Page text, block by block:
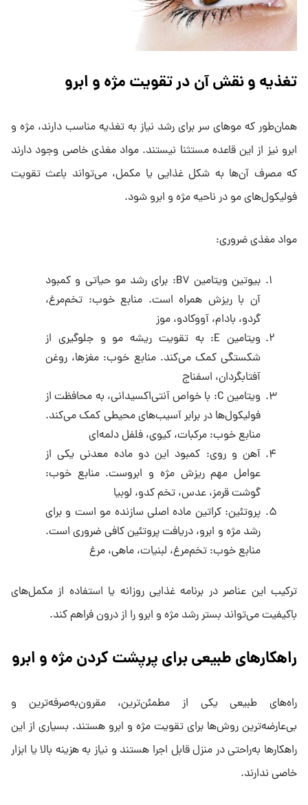
تغذیه و نقش آن در تقویت مژه و ابرو
همان‌طور که موهای سر برای رشد نیاز به تغذیه مناسب دارند، مژه و
ابرو نیز از این قاعده مستثنا نیستند. مواد مغذی خاصی وجود دارند
که مصرف آن‌ها به شکل غذایی یا مکمل، می‌تواند باعث تقویت
فولیکول‌های مو در ناحیه مژه و ابرو شود.
مواد مغذی ضروری:
بیوتین ویتامین B۷: برای رشد مو حیاتی و کمبود
آن با ریزش همراه است. منابع خوب: تخم‌مرغ،
گردو، بادام، آووکادو، موز
ویتامین E: به تقویت ریشه مو و جلوگیری از
شکستگی کمک می‌کند. منابع خوب: مغزها، روغن
آفتابگردان، اسفناج
ویتامین C: با خواص آنتی‌اکسیدانی، به محافظت از
فولیکول‌ها در برابر آسیب‌های محیطی کمک می‌کند.
منابع خوب: مرکبات، کیوی، فلفل دلمه‌ای
آهن و روی: کمبود این دو ماده معدنی یکی از
عوامل مهم ریزش مژه و ابروست. منابع خوب:
گوشت قرمز، عدس، تخم کدو، لوبیا
پروتئین: کراتین ماده اصلی سازنده مو است و برای
رشد مژه و ابرو، دریافت پروتئین کافی ضروری‌ است.
منابع خوب: تخم‌مرغ، لبنیات، ماهی، مرغ
ترکیب این عناصر در برنامه غذایی روزانه یا استفاده از مکمل‌های
باکیفیت می‌تواند بستر رشد مژه و ابرو را از درون فراهم کند.
راهکارهای طبیعی برای پرپشت کردن مژه و ابرو
راه‌های طبیعی یکی از مطمئن‌ترین، مقرون‌به‌صرفه‌ترین و
بی‌عارضه‌ترین روش‌ها برای تقویت مژه و ابرو هستند. بسیاری از این
راهکارها به‌راحتی در منزل قابل اجرا هستند و نیاز به هزینه بالا یا ابزار
خاصی ندارند.